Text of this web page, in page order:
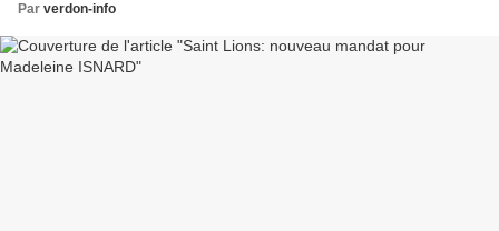
Par verdon-info